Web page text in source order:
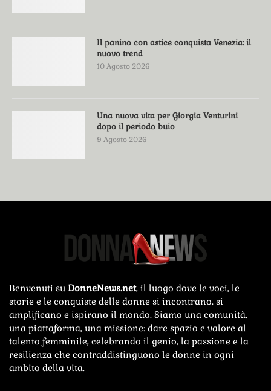
Il panino con astice conquista Venezia: il
nuovo trend
10 Agosto 2026
Una nuova vita per Giorgia Venturini
dopo il periodo buio
9 Agosto 2026
Benvenuti su DonneNews.net, il luogo dove le voci, le
storie e le conquiste delle donne si incontrano, si
amplificano e ispirano il mondo. Siamo una comunità,
una piattaforma, una missione: dare spazio e valore al
talento femminile, celebrando il genio, la passione e la
resilienza che contraddistinguono le donne in ogni
ambito della vita.